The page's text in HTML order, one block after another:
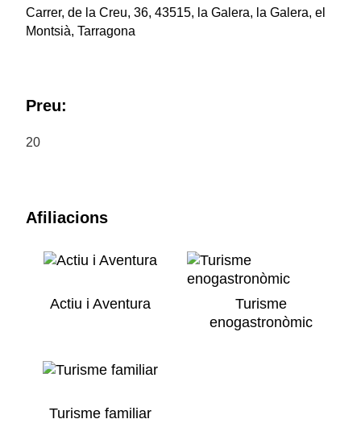
Carrer, de la Creu, 36, 43515, la Galera, la Galera, el
Montsià, Tarragona
Preu:
20
Afiliacions
Actiu i Aventura
Turisme
enogastronòmic
Turisme familiar